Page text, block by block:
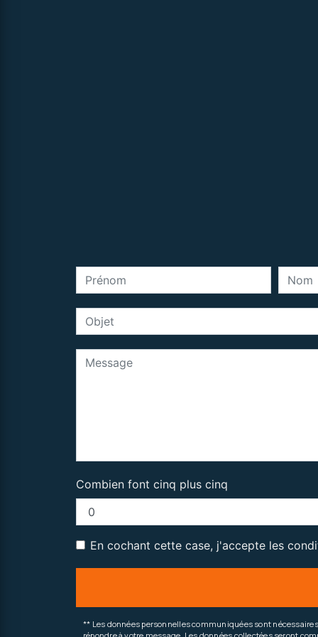
Combien font cinq plus cinq
En cochant cette case, j'accepte les
** Les données personnelles communiquées sont